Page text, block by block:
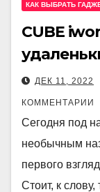
КАК ВЫБРАТЬ
CUBE
ДЕК 11, 2022
КОММЕНТАРИИ
Сегодня под
необычным
первого
Стоит, к